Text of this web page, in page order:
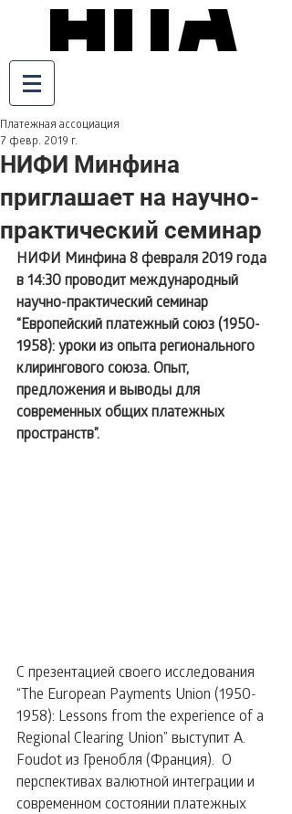
НИФИ Минфина
приглашает на научно-
практический семинар
Платежная ассоциация
7 февр. 2019 г.
НИФИ Минфина 8 февраля 2019 года
в 14:30 проводит международный
научно-практический семинар
“Европейский платежный союз (1950-
1958): уроки из опыта регионального
клирингового союза. Опыт,
предложения и выводы для
современных общих платежных
пространств”.
С презентацией своего исследования
“The European Payments Union (1950-
1958): Lessons from the experience of a
Regional Clearing Union” выступит A.
Foudot из Гренобля (Франция).  О
перспективах валютной интеграции и
современном состоянии платежных